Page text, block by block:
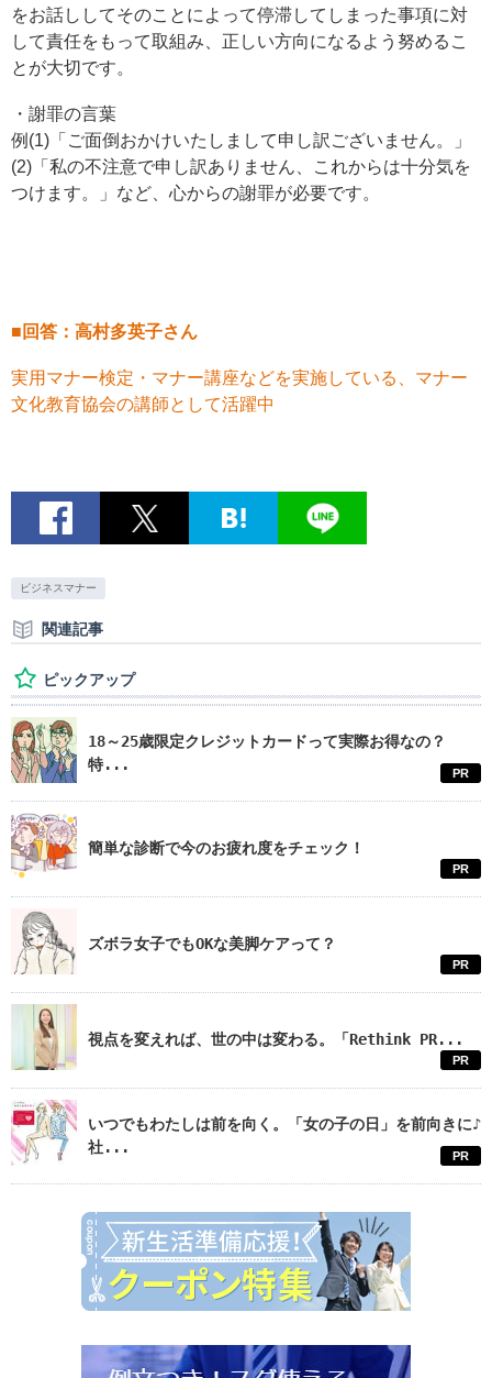
をお話ししてそのことによって停滞してしまった事項に対
して責任をもって取組み、正しい方向になるよう努めるこ
とが大切です。
・謝罪の言葉
例(1)「ご面倒おかけいたしまして申し訳ございません。」
(2)「私の不注意で申し訳ありません、これからは十分気を
つけます。」など、心からの謝罪が必要です。
■回答：高村多英子さん
実用マナー検定・マナー講座などを実施している、マナー
文化教育協会の講師として活躍中
ビジネスマナー
関連記事
ピックアップ
18～25歳限定クレジットカードって実際お得なの？
特...
PR
簡単な診断で今のお疲れ度をチェック！
PR
ズボラ女子でもOKな美脚ケアって？
PR
視点を変えれば、世の中は変わる。「Rethink PR...
PR
いつでもわたしは前を向く。「女の子の日」を前向きに♪
社...
PR